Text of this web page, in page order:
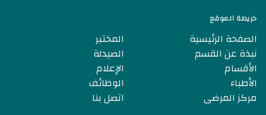
خريطة الموقع
الصفحة الرئيسية
نبذة عن القسم
الأقسام
الأطباء
مركز المرضى
المختبر
الصيدلة
الإعلام
الوظائف
اتصل بنا